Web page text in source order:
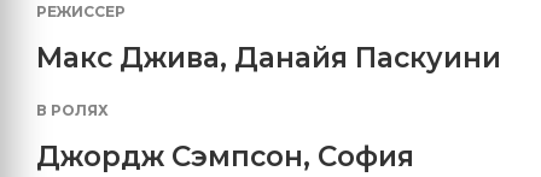
РЕЖИССЕР
Макс Джива, Данайя Паскуини
В РОЛЯХ
Джордж Сэмпсон, София